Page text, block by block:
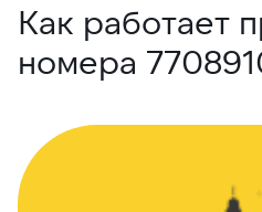
Как работает
номера